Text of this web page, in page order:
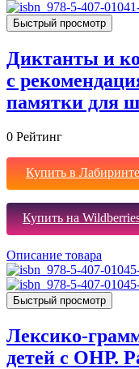
Быстрый просмотр
Диктанты и
с
памятки для
0 Рейтинг
Купить в Лабиринте
Купить на
Описание товара
Быстрый просмотр
Лексико-
детей с ОНР.